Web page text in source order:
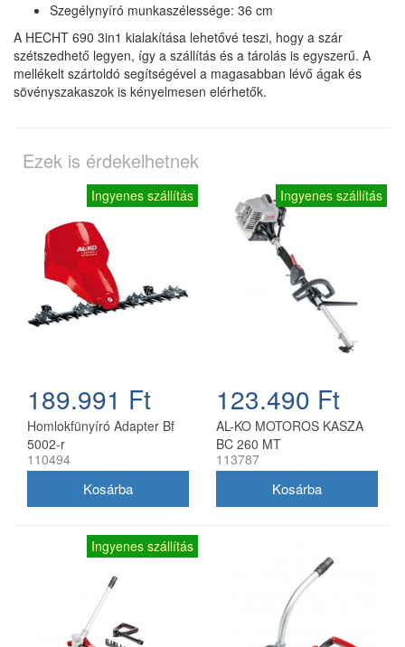
Szegélynyíró munkaszélessége: 36 cm
A HECHT 690 3in1 kialakítása lehetővé teszi, hogy a szár
szétszedhető legyen, így a szállítás és a tárolás is egyszerű. A
mellékelt szártoldó segítségével a magasabban lévő ágak és
sövényszakaszok is kényelmesen elérhetők.
Ezek is érdekelhetnek
Ingyenes szállítás
189.991 Ft
Homlokfünyíró Adapter Bf
5002-r
110494
Ingyenes szállítás
123.490 Ft
AL-KO MOTOROS KASZA
BC 260 MT
113787
Ingyenes szállítás